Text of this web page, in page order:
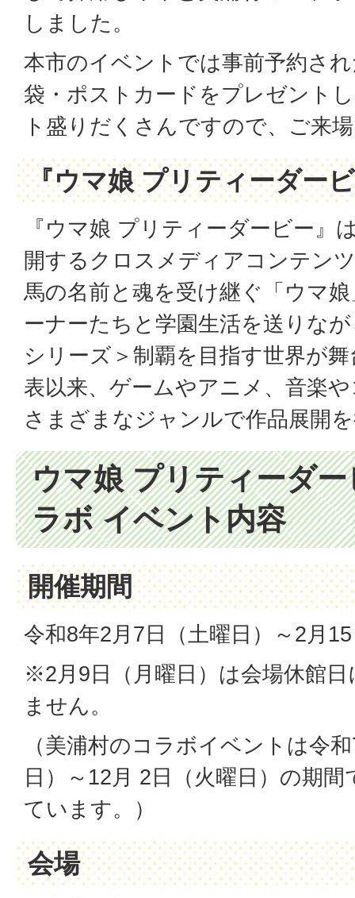
しました。
本市のイベントでは事前予約さ
袋・ポストカードをプレゼント
ト盛りだくさんですので、ご来
『ウマ娘 プリティーダー
『ウマ娘 プリティーダービー』
開するクロスメディアコンテン
馬の名前と魂を受け継ぐ「ウマ
ーナーたちと学園生活を送りな
シリーズ＞制覇を目指す世界が
表以来、ゲームやアニメ、音楽
さまざまなジャンルで作品展開
ウマ娘 プリティーダ
ラボ イベント内容
開催期間
令和8年2月7日（土曜日）～2月
※2月9日（月曜日）は会場休館
ません。
（美浦村のコラボイベントは令
日）～12月 2日（火曜日）の期
ています。）
会場